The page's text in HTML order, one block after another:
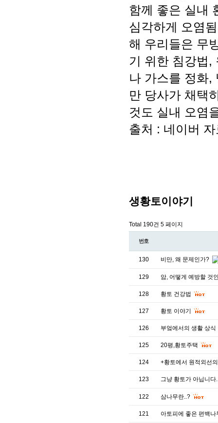
함께 좋은 실내
심각하게 오염
해 우리들은 무
기 위한 침강법,
나 가스를 정화,
만 당사가 채택
것도 실내 오염
출처 : 네이버
생황토이야기
Total 190건 5 페이지
번호
130 비만, 왜 문제인가?
129 암, 어떻게 예방할 것
128 황토 건강법
127 황토 이야기
126 부엌에서의 생활 상식
125 20평,황토주택
124 +황토에서 원적외선
123 그냥 황토가 아닙니
122 삼나무란..?
121 아토피에 좋은 편백